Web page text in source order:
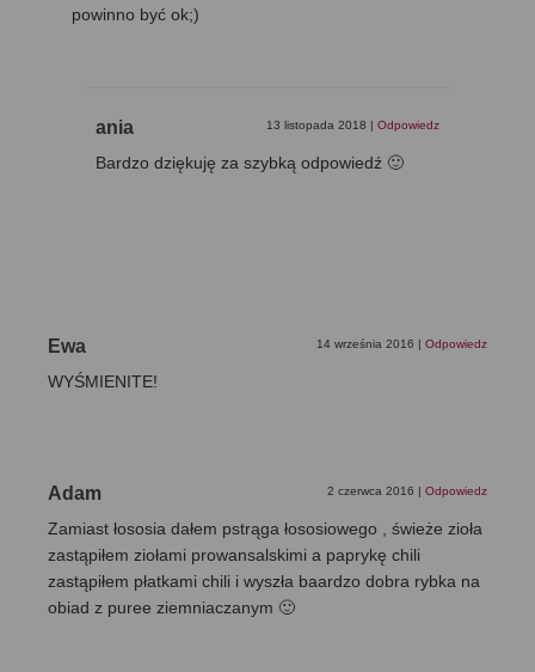
powinno być ok;)
ania 13 listopada 2018 | Odpowiedz
Bardzo dziękuję za szybką odpowiedź 🙂
Ewa 14 września 2016 | Odpowiedz
WYŚMIENITE!
Adam 2 czerwca 2016 | Odpowiedz
Zamiast łososia dałem pstrąga łososiowego , świeże zioła
zastąpiłem ziołami prowansalskimi a paprykę chili
zastąpiłem płatkami chili i wyszła baardzo dobra rybka na
obiad z puree ziemniaczanym 🙂